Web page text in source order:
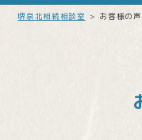
堺泉北相続相談室 > お客様の声